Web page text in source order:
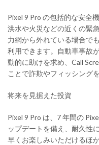
Pixel 9 Pro の包括的な安全
洪水や火災などの近くの緊
力網から外れている場合で
利用できます。自動車事故
動的に助けを求め、Call
ことで詐欺やフィッシング
将来を見据えた投資
Pixel 9 Pro は、7 年間の
ップデートを備え、耐久性
早くお楽しみいただけるほ